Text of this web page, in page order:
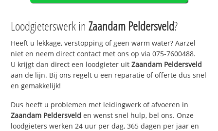
Loodgieterswerk inZaandam Peldersveld?
Heeft u lekkage, verstopping of geen warm water? Aarzel
niet en neem direct contact met ons op via 075-7600488.
U krijgt dan direct een loodgieter uitZaandam Peldersveld
aan de lijn. Bij ons regelt u een reparatie of offerte dus snel
en gemakkelijk!
Dus heeft u problemen met leidingwerk of afvoeren in
Zaandam Peldersveld en wenst snel hulp, bel ons. Onze
loodgieters werken 24 uur per dag, 365 dagen per jaar en